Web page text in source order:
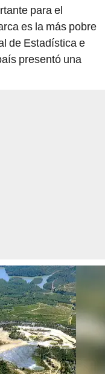
para el
es la más pobre
de Estadística e
presentó una